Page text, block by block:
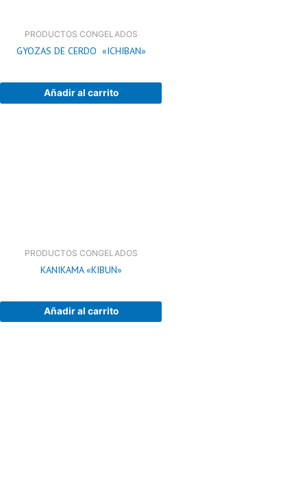
PRODUCTOS CONGELADOS
GYOZAS DE CERDO «ICHIBAN»
Añadir al carrito
PRODUCTOS CONGELADOS
KANIKAMA «KIBUN»
Añadir al carrito